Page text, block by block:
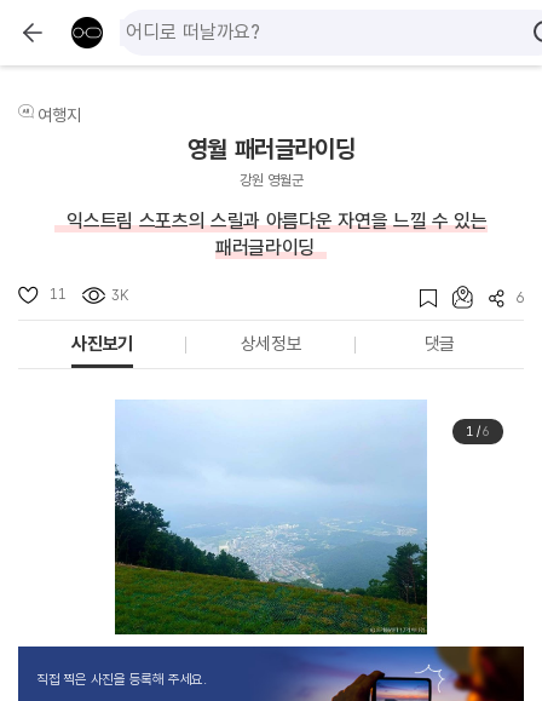
여행지
영월 패러글라이딩
강원 영월군
익스트림 스포츠의 스릴과 아름다운 자연을 느낄 수 있는
패러글라이딩
11 3K 6
사진보기 상세정보 댓글
1/6
직접 찍은 사진을 등록해 주세요.